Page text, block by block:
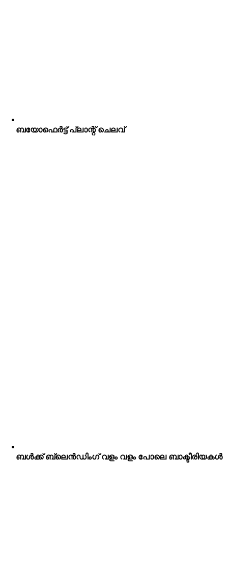
ബയോഫെർട്ട് പ്ലാന്റ് ചെലവ്
ബൾക്ക് ബ്ലെൻഡിംഗ് വളം വളം പോലെ ബാക്ടീരിയകൾ